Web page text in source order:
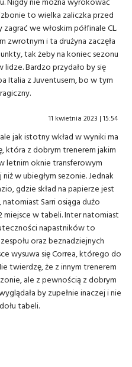
to wielka zaliczka przed
we włoskim półfinale CL.
zwrotnym i ta drużyna zaczęła
tak żeby na koniec sezonu
Bardzo przydało by się
Italia z Juventusem, bo w tym
11 kwietnia 2023 | 15:54
jak istotny wkład w wyniki ma
która z dobrym trenerem jakim
letnim oknie transferowym
w ubiegłym sezonie. Jednak
gdzie skład na papierze jest
natomiast Sarri osiąga dużo
w tabeli. Inter natomiast
napastników to
oraz beznadziejnych
wysuwa się Correa, którego do
twierdzę, że z innym trenerem
ale z pewnością z dobrym
by zupełnie inaczej i nie
tabeli.